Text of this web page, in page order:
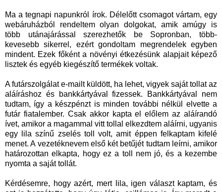
Ma a tegnapi napunkról írok. Délelőtt csomagot vártam, egy
webáruházból rendeltem olyan dolgokat, amik amúgy is
több utánajárással szerezhetők be Sopronban, több-
kevesebb sikerrel, ezért gondoltam megrendelek egyben
mindent. Ezek főként a növényi étkezésünk alapjait képező
lisztek és egyéb kiegészítő termékek voltak.
A futárszolgálat e-mailt küldött, ha lehet, vigyek saját tollat az
aláíráshoz és bankkártyával fizessek. Bankkártyával nem
tudtam, így a készpénzt is minden további nélkül elvette a
futár fiatalember. Csak akkor kapta el előlem az aláírandó
ívet, amikor a magammal vitt tollal elkezdtem aláírni, ugyanis
egy lila színű zselés toll volt, amit éppen felkaptam kifelé
menet. A vezetéknevem első két betűjét tudtam leírni, amikor
határozottan elkapta, hogy ez a toll nem jó, és a kezembe
nyomta a saját tollát.
Kérdésemre, hogy azért, mert lila, igen választ kaptam, és